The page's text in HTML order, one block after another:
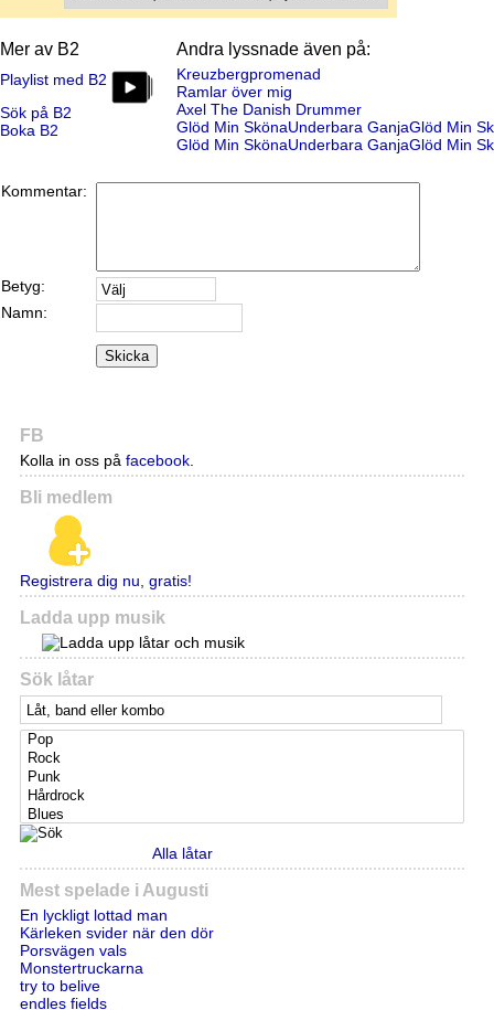
Mer av B2
Playlist med B2
Sök på B2
Boka B2
Andra lyssnade även på:
Kreuzbergpromenad
Ramlar över mig
Axel The Danish Drummer
Glöd Min SkönaUnderbara GanjaGlöd Min Sk
Glöd Min SkönaUnderbara GanjaGlöd Min Sk
Kommentar:
Betyg:
Namn:
Skicka
FB
Kolla in oss på facebook.
Bli medlem
Registrera dig nu, gratis!
Ladda upp musik
Sök låtar
Alla låtar
Mest spelade i Augusti
En lyckligt lottad man
Kärleken svider när den dör
Porsvägen vals
Monstertruckarna
try to belive
endles fields